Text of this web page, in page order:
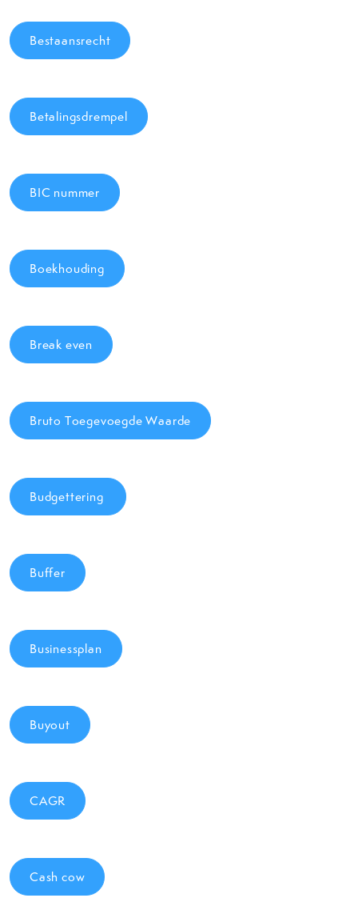
Bestaansrecht
Betalingsdrempel
BIC nummer
Boekhouding
Break even
Bruto Toegevoegde Waarde
Budgettering
Buffer
Businessplan
Buyout
CAGR
Cash cow